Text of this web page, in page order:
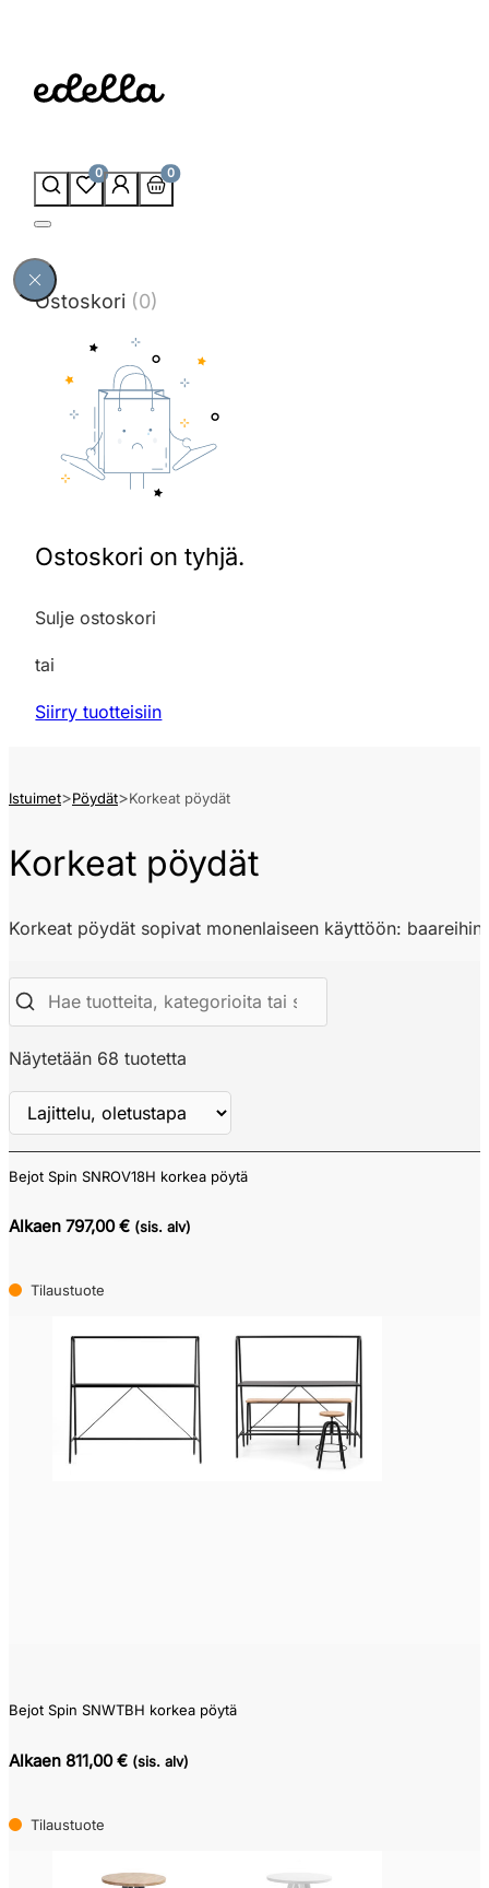
0 0
Ostoskori (0)
Ostoskori on tyhjä.
Sulje ostoskori
tai
Siirry tuotteisiin
Istuimet Pöydät Korkeat pöydät
Korkeat pöydät
Korkeat pöydät sopivat monenlaiseen käyttöön:
Näytetään 68 tuotetta
Näytä
Tarjouskori
toimitusaikaa(2)
Tilaustuote (64)
Bejot Spin SNROV18H korkea pöytä
Alkaen 797,00 € (sis. alv)
Tilaustuote
Bejot Spin SNWTBH korkea pöytä
Alkaen 811,00 € (sis. alv)
Tilaustuote